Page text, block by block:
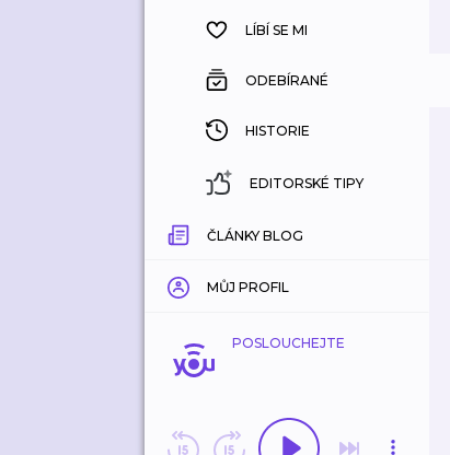
HISTORIE
LÍBÍ SE MI
ODEBÍRANÉ
HISTORIE
EDITORSKÉ TIPY
ČLÁNKY BLOG
MŮJ PROFIL
POSLOUCHEJTE